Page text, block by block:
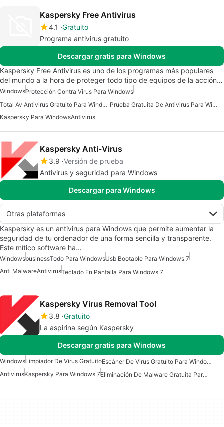
Kaspersky Free Antivirus
4.1 Gratuito
Programa antivirus gratuito
Descargar gratis para Windows
Kaspersky Free Antivirus es uno de los programas más populares
del mundo a la hora de proteger todo tipo de equipos de la acción…
WindowsProtección Contra Virus Para Windows
Total Av Antivirus Gratuito Para Windows
Prueba Gratuita De Antivirus Para Windows
Kaspersky Para WindowsAntivirus
Kaspersky Anti-Virus
3.9 Versión de prueba
Antivirus y seguridad para Windows
Descargar para Windows
Otras plataformas
Kaspersky es un antivirus para Windows que permite aumentar la
seguridad de tu ordenador de una forma sencilla y transparente.
Este mítico software ha…
WindowsbusinessTodo Para WindowsUsb Bootable Para Windows 7
Anti MalwareAntivirusTeclado En Pantalla Para Windows 7
Kaspersky Virus Removal Tool
3.8 Gratuito
La aspirina según Kaspersky
Descargar gratis para Windows
WindowsLimpiador De Virus Gratuito
Escáner De Virus Gratuito Para Windows
AntivirusKaspersky Para Windows 7 Eliminación De Malware Gratuita Para Windows